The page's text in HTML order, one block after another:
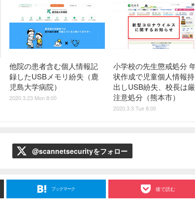
他院の患者含む個人情報記
録したUSBメモリ紛失（鹿
児島大学病院）
2020.3.23 Mon 8:00
小学校の先生懲戒処分
状作成で児童個人情報
出しUSB紛失、校長は
注意処分（熊本市）
2020.3.3 Tue 8:00
@scannetsecurityをフォロー
ブックマーク 後で読む